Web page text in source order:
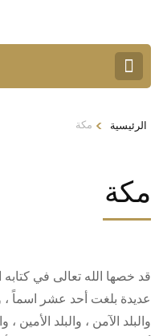
الرئيسية > مكة
مكة
قد خصها الله تعالى في كتابه
عديدة بلغت أحد عشر اسماً ،
والبلد الآمن ، والبلد الأمين